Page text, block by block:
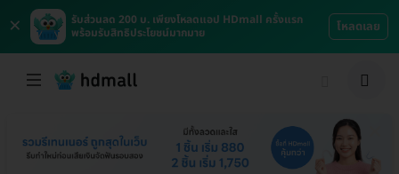
×
รับส่วนลด 200 บ. เพียงโหลดแอป HDmall ครั้งแรก
พร้อมรับสิทธิประโยชน์มากมาย
โหลดเลย